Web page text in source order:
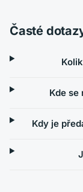
Časté
Kde se
Kdy je